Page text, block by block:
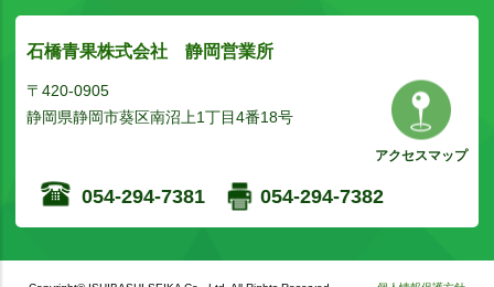
石橋青果株式会社 静岡営業所
〒420-0905
静岡県静岡市葵区南沼上1丁目4番18号
アクセスマップ
054-294-7381 054-294-7382